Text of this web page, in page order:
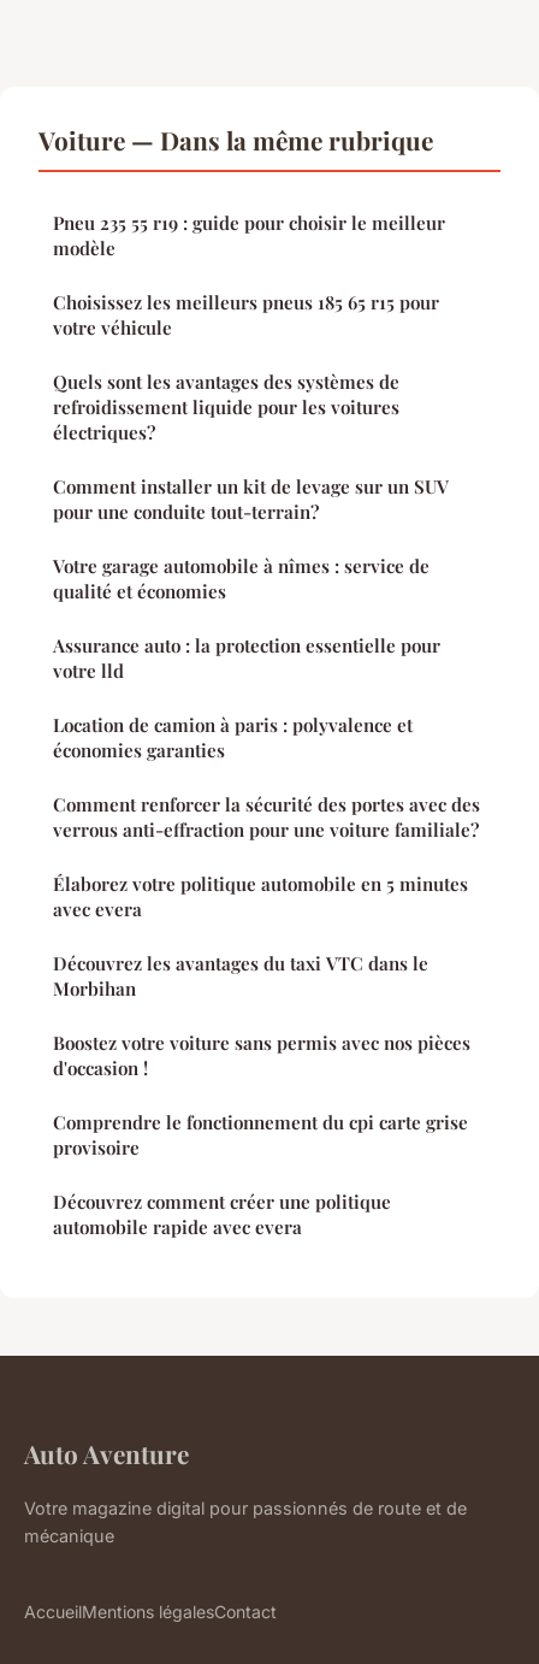
Voiture — Dans la même rubrique
Pneu 235 55 r19 : guide pour choisir le meilleur
modèle
Choisissez les meilleurs pneus 185 65 r15 pour
votre véhicule
Quels sont les avantages des systèmes de
refroidissement liquide pour les voitures
électriques?
Comment installer un kit de levage sur un SUV
pour une conduite tout-terrain?
Votre garage automobile à nîmes : service de
qualité et économies
Assurance auto : la protection essentielle pour
votre lld
Location de camion à paris : polyvalence et
économies garanties
Comment renforcer la sécurité des portes avec des
verrous anti-effraction pour une voiture familiale?
Élaborez votre politique automobile en 5 minutes
avec evera
Découvrez les avantages du taxi VTC dans le
Morbihan
Boostez votre voiture sans permis avec nos pièces
d'occasion !
Comprendre le fonctionnement du cpi carte grise
provisoire
Découvrez comment créer une politique
automobile rapide avec evera
Auto Aventure
Votre magazine digital pour passionnés de route et de
mécanique
AccueilMentions légalesContact